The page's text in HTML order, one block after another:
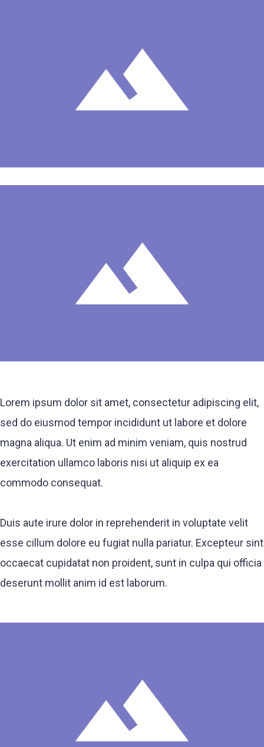
Lorem ipsum dolor sit amet, consectetur adipiscing elit,
sed do eiusmod tempor incididunt ut labore et dolore
magna aliqua. Ut enim ad minim veniam, quis nostrud
exercitation ullamco laboris nisi ut aliquip ex ea
commodo consequat.
Duis aute irure dolor in reprehenderit in voluptate velit
esse cillum dolore eu fugiat nulla pariatur. Excepteur sint
occaecat cupidatat non proident, sunt in culpa qui officia
deserunt mollit anim id est laborum.